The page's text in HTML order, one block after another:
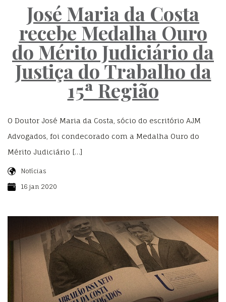
José Maria da Costa
recebe Medalha Ouro
do Mérito Judiciário da
Justiça do Trabalho da
15ª Região
O Doutor José Maria da Costa, sócio do escritório AJM
Advogados, foi condecorado com a Medalha Ouro do
Mérito Judiciário […]
Notícias
16 jan 2020